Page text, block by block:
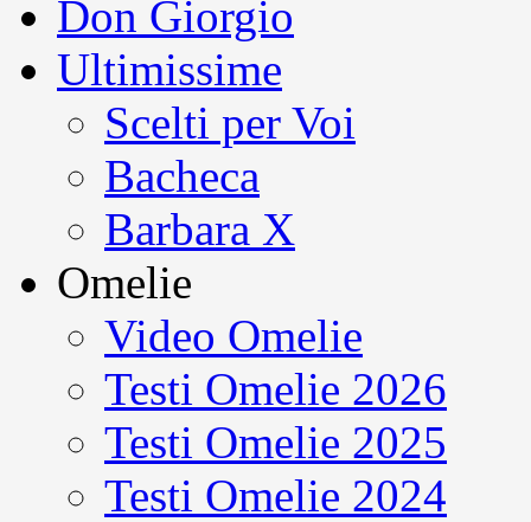
Don Giorgio
Ultimissime
Scelti per Voi
Bacheca
Barbara X
Omelie
Video Omelie
Testi Omelie 2026
Testi Omelie 2025
Testi Omelie 2024